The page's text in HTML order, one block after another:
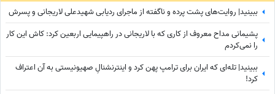
ببینید| روایت‌های پشت پرده و ناگفته از ماجرای ردیابی شهیدعلی لاریجانی و پسرش
پشیمانی مداح معروف از کاری که با لاریجانی در راهپیمایی اربعین کرد: کاش این کار
را نمی‌کردم
ببینید| تله‌ای که ایران برای ترامپ پهن کرد و اینترنشنالِ صهیونیستی به آن اعتراف
کرد!